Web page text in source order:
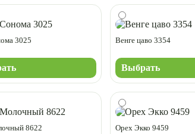
3025 Венге цаво 3354
Выбрать
8622 Орех Экко 9459